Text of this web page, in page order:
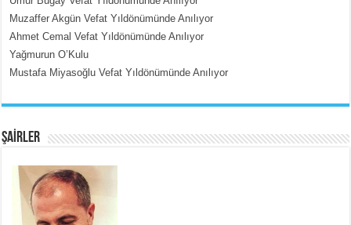
Muzaffer Akgün Vefat Yıldönümünde Anılıyor
Ahmet Cemal Vefat Yıldönümünde Anılıyor
Yağmurun O’Kulu
Mustafa Miyasoğlu Vefat Yıldönümünde Anılıyor
ŞAİRLER